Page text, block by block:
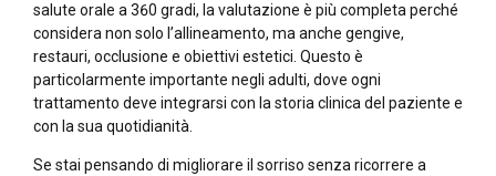
salute orale a 360 gradi, la valutazione è più completa perché
considera non solo l’allineamento, ma anche gengive,
restauri, occlusione e obiettivi estetici. Questo è
particolarmente importante negli adulti, dove ogni
trattamento deve integrarsi con la storia clinica del paziente e
con la sua quotidianità.
Se stai pensando di migliorare il sorriso senza ricorrere a